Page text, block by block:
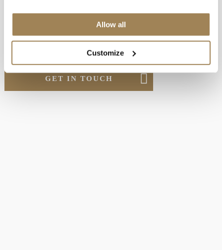
Allow all
Customize
LÅT OSS BERÄTTA MER OM
GET IN TOUCH